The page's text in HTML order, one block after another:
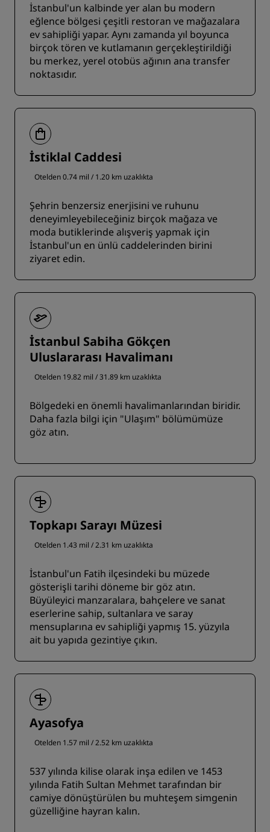
İstanbul'un kalbinde yer alan bu modern
eğlence bölgesi çeşitli restoran ve mağazalara
ev sahipliği yapar. Aynı zamanda yıl boyunca
birçok tören ve kutlamanın gerçekleştirildiği
bu merkez, yerel otobüs ağının ana transfer
noktasıdır.
İstiklal Caddesi
Otelden 0.74 mil / 1.20 km uzaklıkta
Şehrin benzersiz enerjisini ve ruhunu
deneyimleyebileceğiniz birçok mağaza ve
moda butiklerinde alışveriş yapmak için
İstanbul'un en ünlü caddelerinden birini
ziyaret edin.
İstanbul Sabiha Gökçen
Uluslararası Havalimanı
Otelden 19.82 mil / 31.89 km uzaklıkta
Bölgedeki en önemli havalimanlarından biridir.
Daha fazla bilgi için "Ulaşım" bölümümüze
göz atın.
Topkapı Sarayı Müzesi
Otelden 1.43 mil / 2.31 km uzaklıkta
İstanbul'un Fatih ilçesindeki bu müzede
gösterişli tarihi döneme bir göz atın.
Büyüleyici manzaralara, bahçelere ve sanat
eserlerine sahip, sultanlara ve saray
mensuplarına ev sahipliği yapmış 15. yüzyıla
ait bu yapıda gezintiye çıkın.
Ayasofya
Otelden 1.57 mil / 2.52 km uzaklıkta
537 yılında kilise olarak inşa edilen ve 1453
yılında Fatih Sultan Mehmet tarafından bir
camiye dönüştürülen bu muhteşem simgenin
güzelliğine hayran kalın.